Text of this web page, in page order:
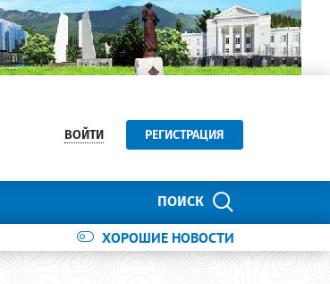
ВОЙТИ РЕГИСТРАЦИЯ
ПОИСК
ХОРОШИЕ НОВОСТИ